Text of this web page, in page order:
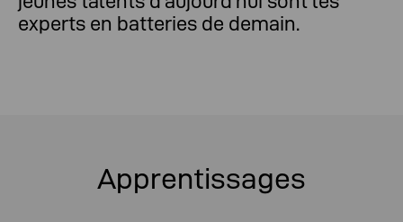
experts en batteries de demain.
Apprentissages